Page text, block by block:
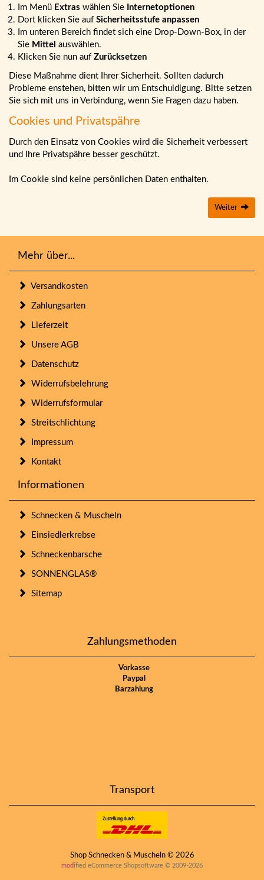
Im Menü Extras wählen Sie Internetoptionen
Dort klicken Sie auf Sicherheitsstufe anpassen
Im unteren Bereich findet sich eine Drop-Down-Box, in der
Sie Mittel auswählen.
Klicken Sie nun auf Zurücksetzen
Diese Maßnahme dient Ihrer Sicherheit. Sollten dadurch
Probleme enstehen, bitten wir um Entschuldigung. Bitte setzen
Sie sich mit uns in Verbindung, wenn Sie Fragen dazu haben.
Cookies und Privatspähre
Durch den Einsatz von Cookies wird die Sicherheit verbessert
und Ihre Privatspähre besser geschützt.
Im Cookie sind keine persönlichen Daten enthalten.
Weiter
Mehr über...
Versandkosten
Zahlungsarten
Lieferzeit
Unsere AGB
Datenschutz
Widerrufsbelehrung
Widerrufsformular
Streitschlichtung
Impressum
Kontakt
Informationen
Schnecken & Muscheln
Einsiedlerkrebse
Schneckenbarsche
SONNENGLAS®
Sitemap
Zahlungsmethoden
Vorkasse
Paypal
Barzahlung
Transport
Shop Schnecken & Muscheln © 2026
modified eCommerce Shopsoftware © 2009-2026